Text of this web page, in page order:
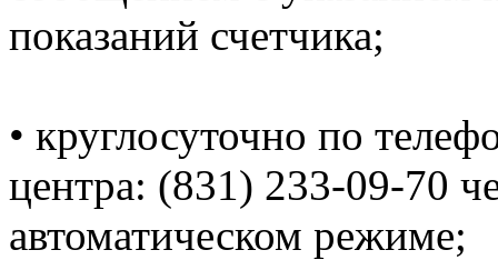
показаний счетчика;
• круглосуточно по
центра: (831) 233-09-70
автоматическом режиме;